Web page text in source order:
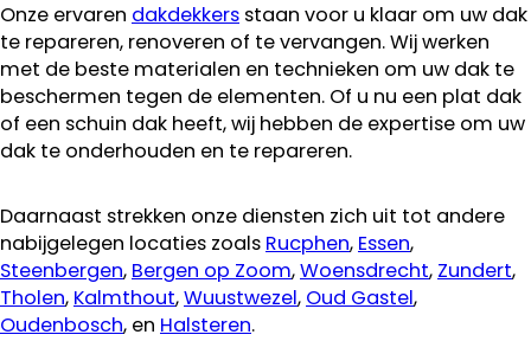
Onze ervaren dakdekkers staan voor u klaar om uw dak
te repareren, renoveren of te vervangen. Wij werken
met de beste materialen en technieken om uw dak te
beschermen tegen de elementen. Of u nu een plat dak
of een schuin dak heeft, wij hebben de expertise om uw
dak te onderhouden en te repareren.
Daarnaast strekken onze diensten zich uit tot andere
nabijgelegen locaties zoals Rucphen, Essen,
Steenbergen, Bergen op Zoom,Woensdrecht, Zundert,
Tholen, Kalmthout,Wuustwezel, Oud Gastel,
Oudenbosch, en Halsteren.